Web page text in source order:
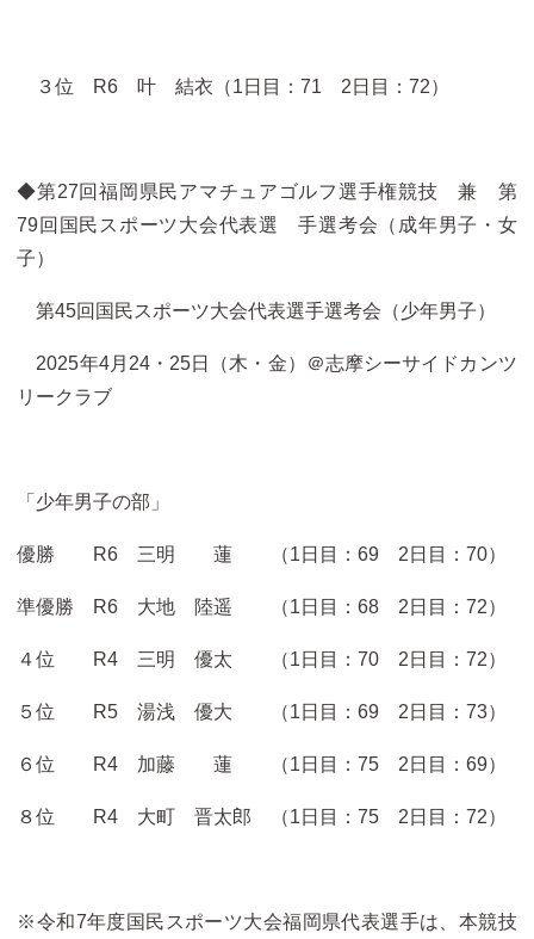
３位 R6 叶 結衣（1日目：71 2日目：72）
◆第27回福岡県民アマチュアゴルフ選手権競技 兼 第
79回国民スポーツ大会代表選 手選考会（成年男子・女
子）
第45回国民スポーツ大会代表選手選考会（少年男子）
2025年4月24・25日（木・金）＠志摩シーサイドカンツ
リークラブ
「少年男子の部」
優勝 R6 三明 蓮 （1日目：69 2日目：70）
準優勝 R6 大地 陸遥 （1日目：68 2日目：72）
４位 R4 三明 優太 （1日目：70 2日目：72）
５位 R5 湯浅 優大 （1日目：69 2日目：73）
６位 R4 加藤 蓮 （1日目：75 2日目：69）
８位 R4 大町 晋太郎 （1日目：75 2日目：72）
※令和7年度国民スポーツ大会福岡県代表選手は、本競技